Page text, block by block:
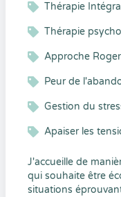
Thérapie
Approche
Peur de
Apaiser les
J'accueille de
qui souhaite être
situations